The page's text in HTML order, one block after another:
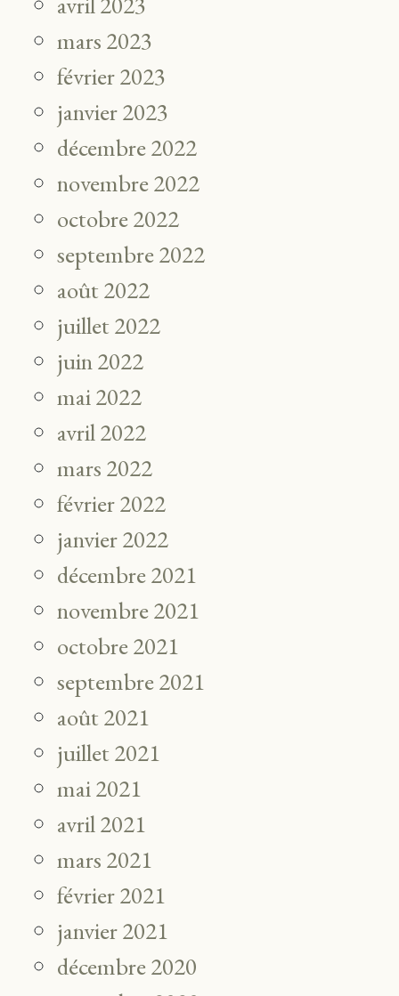
mars 2023
février 2023
janvier 2023
décembre 2022
novembre 2022
octobre 2022
septembre 2022
août 2022
juillet 2022
juin 2022
mai 2022
avril 2022
mars 2022
février 2022
janvier 2022
décembre 2021
novembre 2021
octobre 2021
septembre 2021
août 2021
juillet 2021
mai 2021
avril 2021
mars 2021
février 2021
janvier 2021
décembre 2020